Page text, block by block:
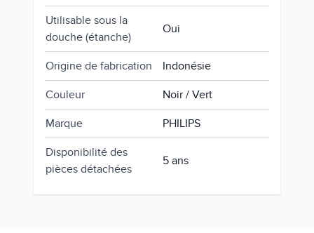
Utilisable sous la
douche (étanche)
Oui
Origine de fabrication Indonésie
Couleur Noir / Vert
Marque PHILIPS
Disponibilité des
pièces détachées
5 ans